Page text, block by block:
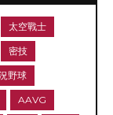
太空戰士
密技
野球
AAVG